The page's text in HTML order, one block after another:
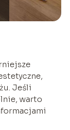
Jeśli
warto